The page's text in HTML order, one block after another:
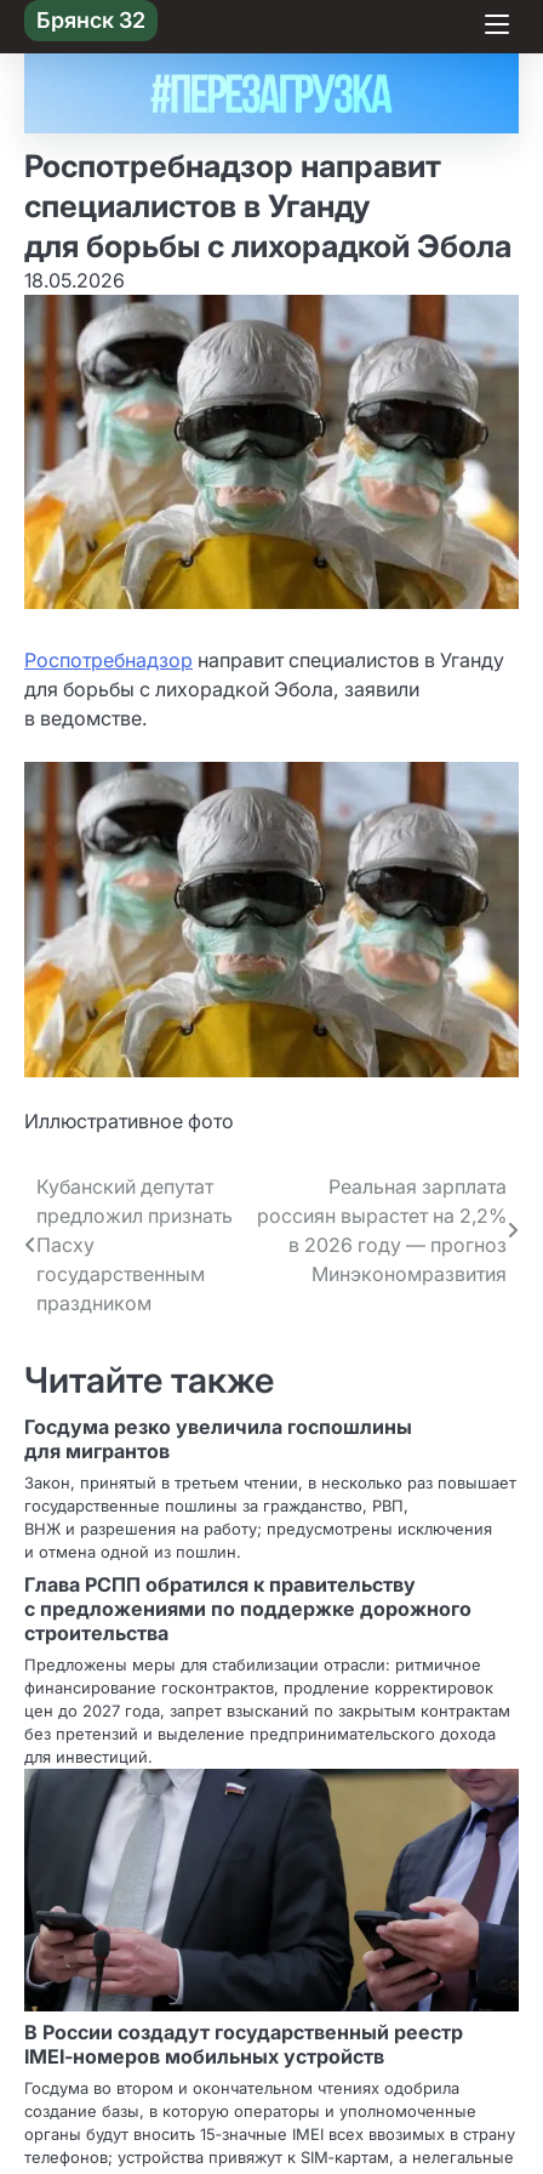
Skip
to content
Брянск 32
Роспотребнадзор направит
специалистов в Уганду
для борьбы с лихорадкой Эбола
18.05.2026
Роспотребнадзор направит специалистов в Уганду
для борьбы с лихорадкой Эбола, заявили
в ведомстве.
Иллюстративное фото
Навигация
по записям
Кубанский депутат
предложил признать
Пасху
государственным
праздником
Реальная зарплата
россиян вырастет на 2,2%
в 2026 году — прогноз
Минэкономразвития
Читайте также
Госдума резко увеличила госпошлины
для мигрантов
Закон, принятый в третьем чтении, в несколько раз повышает
государственные пошлины за гражданство, РВП,
ВНЖ и разрешения на работу; предусмотрены исключения
и отмена одной из пошлин.
Глава РСПП обратился к правительству
с предложениями по поддержке дорожного
строительства
Предложены меры для стабилизации отрасли: ритмичное
финансирование госконтрактов, продление корректировок
цен до 2027 года, запрет взысканий по закрытым контрактам
без претензий и выделение предпринимательского дохода
для инвестиций.
В России создадут государственный реестр
IMEI‑номеров мобильных устройств
Госдума во втором и окончательном чтениях одобрила
создание базы, в которую операторы и уполномоченные
органы будут вносить 15‑значные IMEI всех ввозимых в страну
телефонов; устройства привяжут к SIM‑картам, а нелегальные